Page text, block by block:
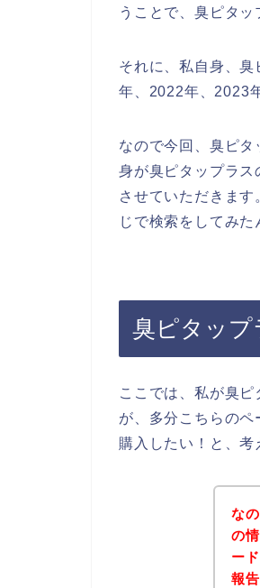
うことで、臭ピタ
それに、私自身、
年、2022年、2023
なので今回、臭ピ
身が臭ピタップラ
させていただきま
じで検索をしてみた
臭ピタップ
ここでは、私が臭
が、多分こちらのペ
購入したい！と、考
な
の
ー
報